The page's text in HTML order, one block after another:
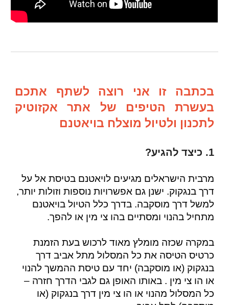
בכתבה זו אני רוצה לשתף אתכם
בעשרת הטיפים של אתר אקזוטיק
לתכנון ולטיול מוצלח בויאטנם
1. כיצד להגיע?
מרבית הישראלים מגיעים לויאטנם בטיסת אל על
דרך בנגקוק. ישנן גם אפשרויות נוספות וזולות יותר,
למשל דרך מוסקבה. בדרך כלל הטיול בויאטנם
מתחיל בהנוי ומסתיים בהו צי מין או להפך.
במקרה שכזה מומלץ מאוד לרכוש בעת הזמנת
כרטיס הטיסה את כל המסלול מתל אביב דרך
בנגקוק (או מוסקבה) יחד עם טיסת ההמשך להנוי
או הו צי מין . באותו האופן גם לגבי הדרך חזרה –
כל המסלול מהנוי או הו צי מין דרך בנגקוק (או